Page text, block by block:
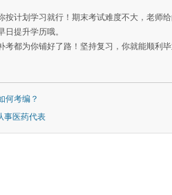
计划学习就行！期末考试难度不大，老师
提升学历哦。
都为你铺好了路！坚持复习，你就能顺利
何考编？
事医药代表